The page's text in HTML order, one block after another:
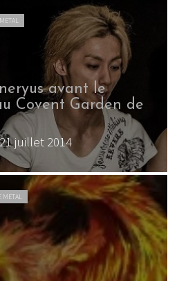
avant le
Covent Garden de
juillet 2014
METAL